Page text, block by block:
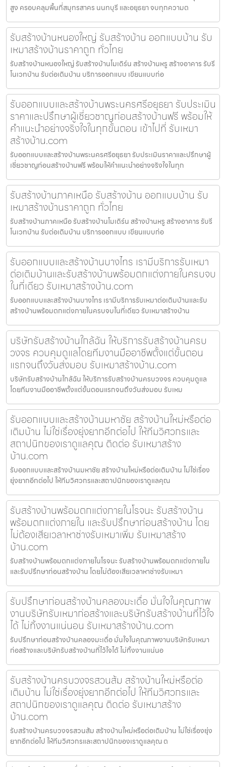
สูง ครอบคลุมพื้นที่สมุทรสาคร นนทบุรี และอยุธยา จบทุกความต
รับสร้างบ้านหนองใหญ่ รับสร้างบ้าน ออกแบบบ้าน รับ
เหมาสร้างบ้านราคาถูก ทั่วไทย
รับสร้างบ้านหนองใหญ่ รับสร้างบ้านโมเดิร์น สร้างบ้านหรู สร้างอาคาร รับรี
โนเวทบ้าน รับต่อเติมบ้าน บริการออกแบบ เขียนแบบก่อ
รับออกแบบและสร้างบ้านพระนครศรีอยุธยา รับประเมิน
ราคาและปรึกษาผู้เชี่ยวชาญก่อนสร้างบ้านฟรี พร้อมให้
คำแนะนำอย่างจริงใจในทุกขั้นตอน เข้าไปที่ รับเหมา
สร้างบ้าน.com
รับออกแบบและสร้างบ้านพระนครศรีอยุธยา รับประเมินราคาและปรึกษาผู้
เชี่ยวชาญก่อนสร้างบ้านฟรี พร้อมให้คำแนะนำอย่างจริงใจในทุก
รับสร้างบ้านภาคเหนือ รับสร้างบ้าน ออกแบบบ้าน รับ
เหมาสร้างบ้านราคาถูก ทั่วไทย
รับสร้างบ้านภาคเหนือ รับสร้างบ้านโมเดิร์น สร้างบ้านหรู สร้างอาคาร รับรี
โนเวทบ้าน รับต่อเติมบ้าน บริการออกแบบ เขียนแบบก่อ
รับออกแบบและสร้างบ้านบางไทร เรามีบริการรับเหมา
ต่อเติมบ้านและรับสร้างบ้านพร้อมตกแต่งภายในครบจบ
ในที่เดียว รับเหมาสร้างบ้าน.com
รับออกแบบและสร้างบ้านบางไทร เรามีบริการรับเหมาต่อเติมบ้านและรับ
สร้างบ้านพร้อมตกแต่งภายในครบจบในที่เดียว รับเหมาสร้างบ้าน
บริษัทรับสร้างบ้านใกล้ฉัน ให้บริการรับสร้างบ้านครบ
วงจร ควบคุมดูแลโดยทีมงานมืออาชีพตั้งแต่ขั้นตอน
แรกจนถึงวันส่งมอบ รับเหมาสร้างบ้าน.com
บริษัทรับสร้างบ้านใกล้ฉัน ให้บริการรับสร้างบ้านครบวงจร ควบคุมดูแล
โดยทีมงานมืออาชีพตั้งแต่ขั้นตอนแรกจนถึงวันส่งมอบ รับเหม
รับออกแบบและสร้างบ้านมหาชัย สร้างบ้านใหม่หรือต่อ
เติมบ้าน ไม่ใช่เรื่องยุ่งยากอีกต่อไป ให้ทีมวิศวกรและ
สถาปนิกของเราดูแลคุณ ติดต่อ รับเหมาสร้าง
บ้าน.com
รับออกแบบและสร้างบ้านมหาชัย สร้างบ้านใหม่หรือต่อเติมบ้าน ไม่ใช่เรื่อง
ยุ่งยากอีกต่อไป ให้ทีมวิศวกรและสถาปนิกของเราดูแลคุณ
รับสร้างบ้านพร้อมตกแต่งภายในโรจนะ รับสร้างบ้าน
พร้อมตกแต่งภายใน และรับปรึกษาก่อนสร้างบ้าน โดย
ไม่ต้องเสียเวลาหาช่างรับเหมาเพิ่ม รับเหมาสร้าง
บ้าน.com
รับสร้างบ้านพร้อมตกแต่งภายในโรจนะ รับสร้างบ้านพร้อมตกแต่งภายใน
และรับปรึกษาก่อนสร้างบ้าน โดยไม่ต้องเสียเวลาหาช่างรับเหมา
รับปรึกษาก่อนสร้างบ้านคลองมะเดื่อ มั่นใจในคุณภาพ
งานบริษัทรับเหมาก่อสร้างและบริษัทรับสร้างบ้านที่ไว้ใจ
ได้ ไม่ทิ้งงานแน่นอน รับเหมาสร้างบ้าน.com
รับปรึกษาก่อนสร้างบ้านคลองมะเดื่อ มั่นใจในคุณภาพงานบริษัทรับเหมา
ก่อสร้างและบริษัทรับสร้างบ้านที่ไว้ใจได้ ไม่ทิ้งงานแน่นอ
รับสร้างบ้านครบวงจรสวนส้ม สร้างบ้านใหม่หรือต่อ
เติมบ้าน ไม่ใช่เรื่องยุ่งยากอีกต่อไป ให้ทีมวิศวกรและ
สถาปนิกของเราดูแลคุณ ติดต่อ รับเหมาสร้าง
บ้าน.com
รับสร้างบ้านครบวงจรสวนส้ม สร้างบ้านใหม่หรือต่อเติมบ้าน ไม่ใช่เรื่องยุ่ง
ยากอีกต่อไป ให้ทีมวิศวกรและสถาปนิกของเราดูแลคุณ ต